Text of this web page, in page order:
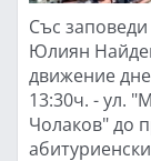
Със
Юлиян
движение
13:30ч. - ул.
Чолаков" до